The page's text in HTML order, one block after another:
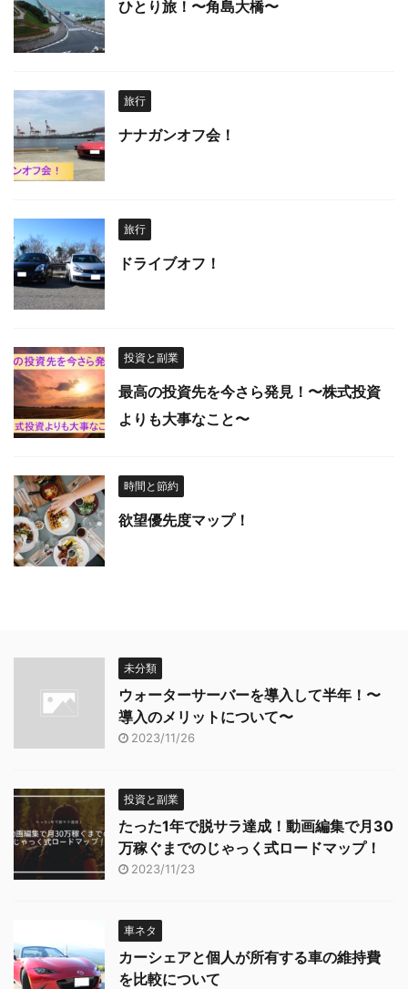
ひとり旅！〜角島大橋〜
旅行
ナナガンオフ会！
旅行
ドライブオフ！
投資と副業
最高の投資先を今さら発見！〜株式投資
よりも大事なこと〜
時間と節約
欲望優先度マップ！
未分類
ウォーターサーバーを導入して半年！〜
導入のメリットについて〜
2023/11/26
投資と副業
たった1年で脱サラ達成！動画編集で月30
万稼ぐまでのじゃっく式ロードマップ！
2023/11/23
車ネタ
カーシェアと個人が所有する車の維持費
を比較について